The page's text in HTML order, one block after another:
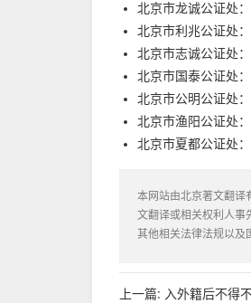
北京市龙诚公证处
北京市利兆公证处
北京市志诚公证处
北京市国泰公证处
北京市公明公证处
北京市渔阳公证处
北京市夏都公证处
本网站由北京著文翻译
文翻译或相关权利人事
其他相关法律法规以及
上一篇: 入外籍后不得